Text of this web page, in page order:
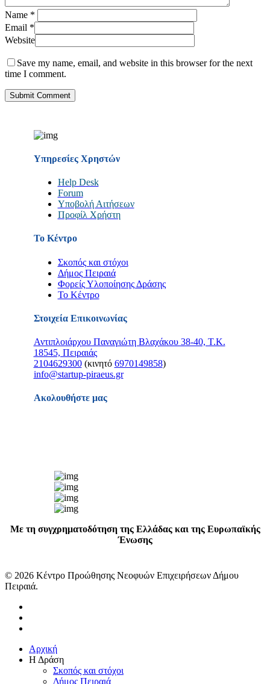
Name *
Email *
Website
Save my name, email, and website in this browser for the next
time I comment.
Υπηρεσίες Χρηστών
Help Desk
Forum
Υποβολή Αιτήσεων
Προφίλ Χρήστη
Το Κέντρο
Σκοπός και στόχοι
Δήμος Πειραιά
Φορείς Υλοποίησης Δράσης
Το Κέντρο
Στοιχεία Επικοινωνίας
Αντιπλοιάρχου Παναγιώτη Βλαχάκου 38-40, Τ.Κ.
18545, Πειραιάς
2104629300(κινητό 6970149858)
info@startup-piraeus.gr
Ακολουθήστε μας
Με τη συγχρηματοδότηση της Ελλάδας και της Ευρωπαϊκής
Ένωσης
© 2026 Κέντρο Προώθησης Νεοφυών Επιχειρήσεων Δήμου
Πειραιά.
Close
Menu
Αρχική
Η Δράση
Σκοπός και στόχοι
Δήμος Πειραιά